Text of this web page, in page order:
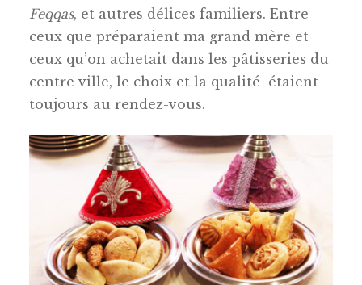
Feqqas, et autres délices familiers. Entre
ceux que préparaient ma grand mère et
ceux qu’on achetait dans les pâtisseries du
centre ville, le choix et la qualité étaient
toujours au rendez-vous.